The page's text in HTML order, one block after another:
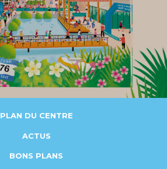
PLAN DU CENTRE
ACTUS
BONS PLANS